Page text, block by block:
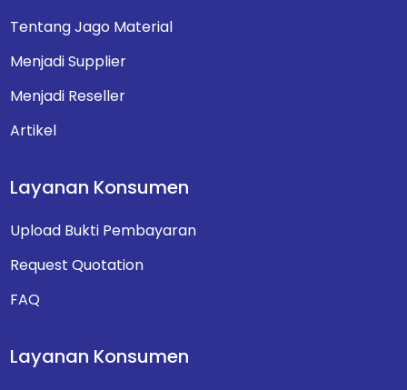
Tentang Jago Material
Menjadi Supplier
Menjadi Reseller
Artikel
Layanan Konsumen
Upload Bukti Pembayaran
Request Quotation
FAQ
Layanan Konsumen